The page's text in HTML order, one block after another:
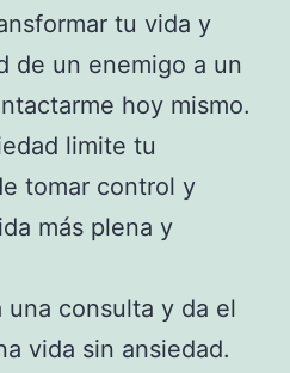
tu vida y
de un enemigo a un
hoy mismo.
limite tu
tomar control y
más plena y
una consulta y da el
vida sin ansiedad.